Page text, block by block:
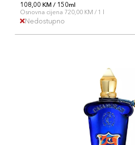
108,00 KM / 150ml
Osnovna cijena 720,00 KM / 1 l
Nedostupno